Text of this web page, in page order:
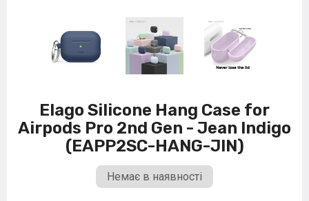
Elago Silicone Hang Case for
Airpods Pro 2nd Gen - Jean Indigo
(EAPP2SC-HANG-JIN)
Немає в наявності